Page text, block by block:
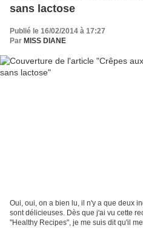
sans lactose
Publié le 16/02/2014 à 17:27
Par MISS DIANE
Oui, oui, on a bien lu, il n'y a que deux
sont délicieuses. Dès que j'ai vu cette
"Healthy Recipes", je me suis dit qu'il